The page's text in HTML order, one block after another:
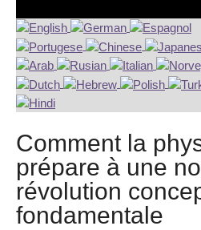
Comment la
prépare à une
révolution
fondamentale